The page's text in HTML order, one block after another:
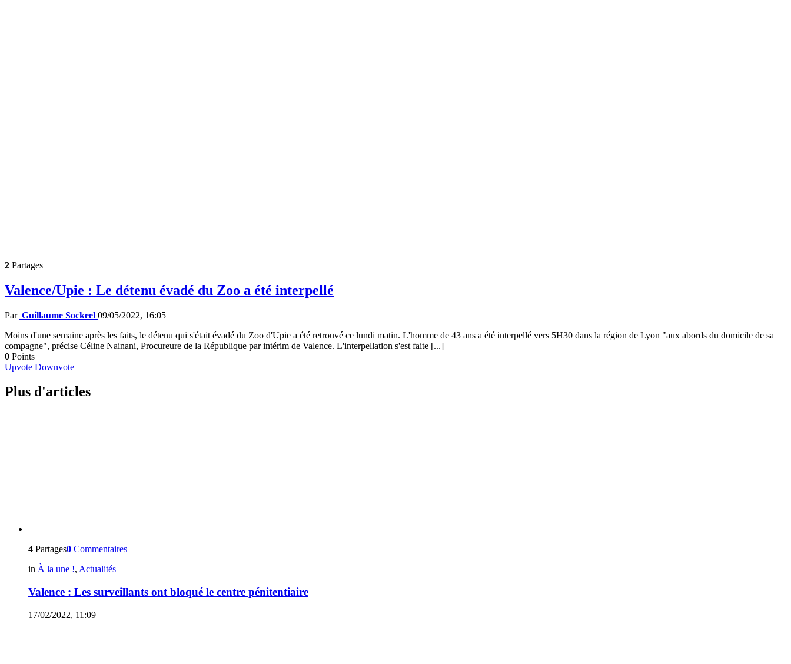
2 Partages
Valence/Upie : Le détenu évadé du Zoo a été interpellé
Par Guillaume Sockeel 09/05/2022, 16:05
Moins d'une semaine après les faits, le détenu qui s'était évadé du Zoo d'Upie a été retrouvé ce lundi matin. L'homme de 43 ans a été interpellé vers 5H30 dans la région de Lyon "aux abords du domicile de sa
compagne", précise Céline Nainani, Procureure de la République par intérim de Valence. L'interpellation s'est faite [...]
0 Points
Upvote Downvote
Plus d'articles
4 Partages0 Commentaires
in À la une !, Actualités
Valence : Les surveillants ont bloqué le centre pénitentiaire
17/02/2022, 11:09